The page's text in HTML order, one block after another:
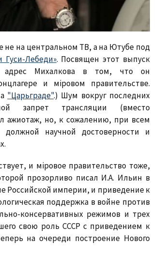
не на центральном ТВ, а на Ютубе под
Лебеди». Посвящен этот выпуск
адрес Михалкова в том, что он
и мiровом правительстве.
"Царьграде".) Шум вокруг последних
запрет трансляции (вместо
ажиотаж, но, к сожалению, при всем
научной достоверности и
и мiровое правительство тоже,
прозорливо писал И.А. Ильин в
Российской империи, и приведение к
поддержка в войне против
консервативных режимов и трех
свою роль СССР с приведением к
на очереди построение Нового